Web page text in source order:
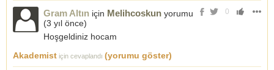
0
Gram Altın için Melihcoskun yorumu
(3 yıl önce)
Hoşgeldiniz hocam
Akademist için cevaplandı (yorumu göster)